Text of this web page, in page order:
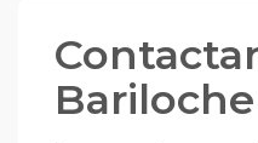
Bariloche